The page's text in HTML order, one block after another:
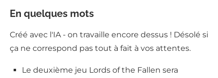
En quelques mots
Créé avec l'IA - on travaille encore dessus ! Désolé si
ça ne correspond pas tout à fait à vos attentes.
Le deuxième jeu Lords of the Fallen sera